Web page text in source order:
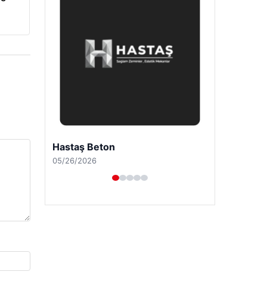
Enes Kaplan Avukatlık Bürosu
04/28/2026